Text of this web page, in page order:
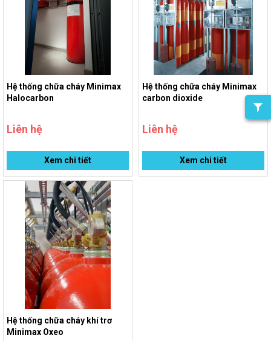
Hệ thống chữa cháy Minimax
Halocarbon
Liên hệ
Xem chi tiết
Hệ thống chữa cháy Minimax
carbon dioxide
Liên hệ
Xem chi tiết
Hệ thống chữa cháy khí trơ
Minimax Oxeo